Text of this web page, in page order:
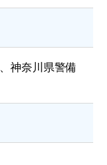
神奈川県警備